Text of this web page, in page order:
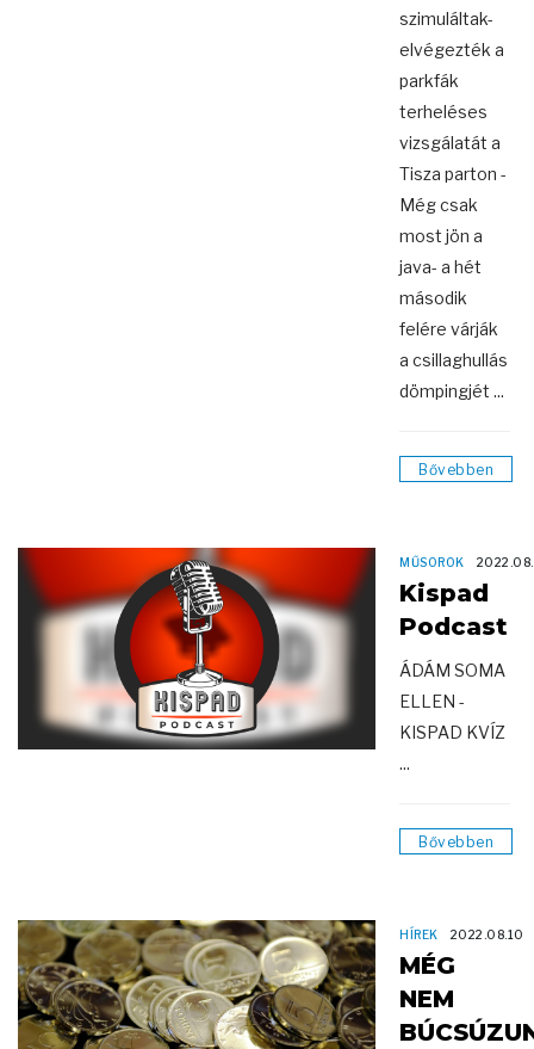
szimuláltak-
elvégezték a
parkfák
terheléses
vizsgálatát a
Tisza parton -
Még csak
most jön a
java- a hét
második
felére várják
a csillaghullás
dömpingjét ...
Bővebben
MŰSOROK
Kispad
Podcast
ÁDÁM SOMA
ELLEN -
KISPAD KVÍZ
...
Bővebben
HÍREK 2022.08.10
MÉG
NEM